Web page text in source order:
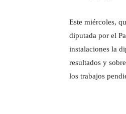
Este miércoles,
diputada por el
instalaciones la
resultados y
los trabajos